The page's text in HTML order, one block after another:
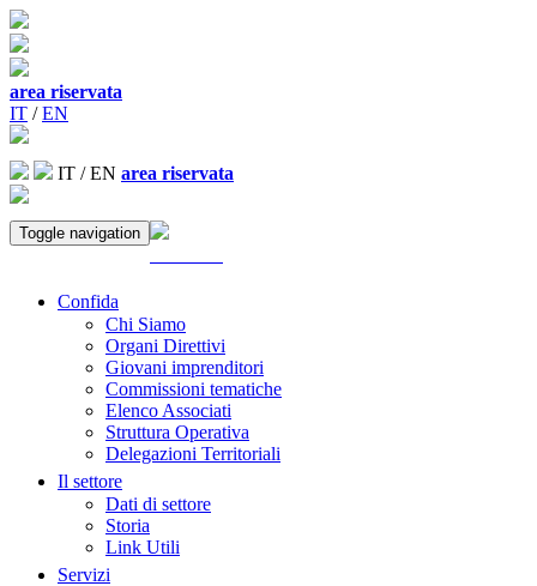
area riservata
IT /EN
IT /EN area riservata
Toggle navigation
Confida
Chi Siamo
Organi Direttivi
Giovani imprenditori
Commissioni tematiche
Elenco Associati
Struttura Operativa
Delegazioni Territoriali
Il settore
Dati di settore
Storia
Link Utili
Servizi